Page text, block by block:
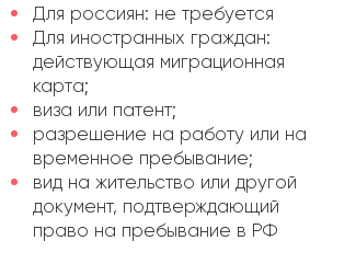
Для россиян: не требуется
Для иностранных граждан:
действующая миграционная
карта;
виза или патент;
разрешение на работу или на
временное пребывание;
вид на жительство или другой
документ, подтверждающий
право на пребывание в РФ